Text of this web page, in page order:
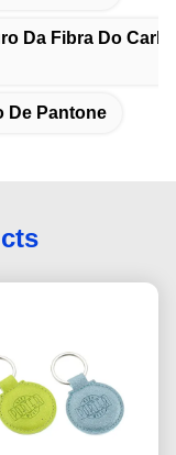
Da Fibra Do
De Pantone